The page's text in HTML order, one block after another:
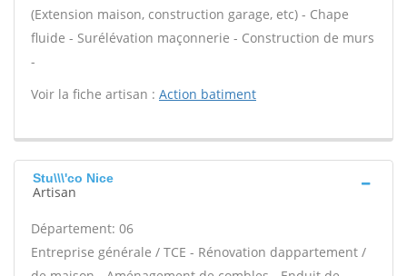
(Extension maison, construction garage, etc) - Chape
fluide - Surélévation maçonnerie - Construction de murs
-
Voir la fiche artisan : Action batiment
Stu\\\'co Nice
Artisan
Département: 06
Entreprise générale / TCE - Rénovation dappartement /